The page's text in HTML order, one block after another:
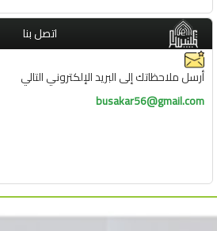
اتصل بنا
أرسل ملاحظاتك إلى البريد الإلكتروني التالي
busakar56@gmail.com